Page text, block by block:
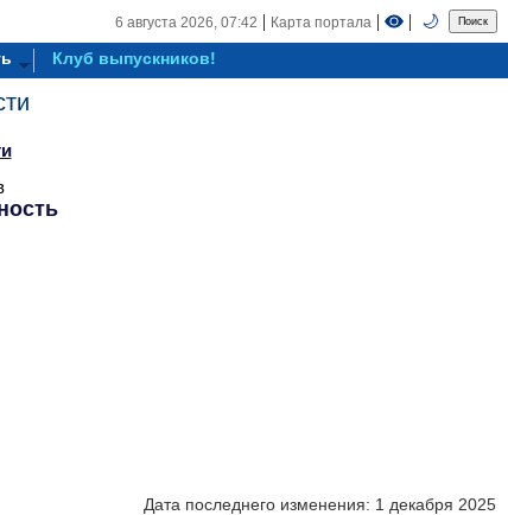
6 августа 2026, 07:42 | Карта портала | | 🌙
Клуб выпускников!
Дата последнего изменения: 1 декабря 2025